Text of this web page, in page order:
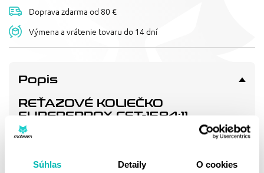
Súhlas Detaily O cookies
Doprava zdarma od 80 €
Výmena a vrátenie tovaru do 14 dní
Popis
REŤAZOVÉ KOLIEČKO
SUPERSPROX CST-1584:11
Pevnější zuby = vyšší životnost řetězové sady až o 10%.
Doprava a vrátenie